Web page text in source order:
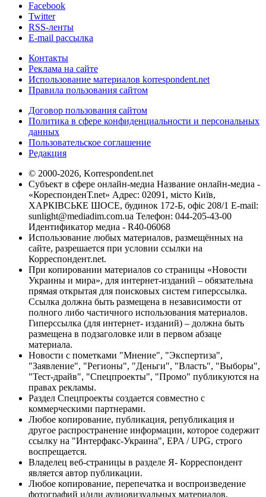
Facebook
Twitter
RSS-ленты
E-mail рассылка
Контакты
Реклама на сайте
Использование материалов korrespondent.net
Правила пользования сайтом
Договор пользования сайтом
Политика в сфере конфиденциальности и персональных
данных
Пользовательское соглашение
Редакция
© 2000-2026, Korrespondent.net
Субъект в сфере онлайн-медиа Название онлайн-медиа -
«КореспонденТ.net» Адрес: 02091, місто Київ,
ХАРКІВСЬКЕ ШОСЕ, будинок 172-Б, офіс 208/1 E-mail:
sunlight@mediadim.com.ua Телефон: 044-205-43-00
Идентификатор медиа - R40-06068
Использование любых материалов, размещённых на
сайте, разрешается при условии ссылки на
Корреспондент.net.
При копировании материалов со страницы «Новости
Украины и мира», для интернет-изданий – обязательна
прямая открытая для поисковых систем гиперссылка.
Ссылка должна быть размещена в независимости от
полного либо частичного использования материалов.
Гиперссылка (для интернет- изданий) – должна быть
размещена в подзаголовке или в первом абзаце
материала.
Новости с пометками "Мнение", "Экспертиза",
"Заявление", "Регионы", "Деньги", "Власть", "Выборы",
"Тест-драйв", "Спецпроекты", "Промо" публикуются на
правах рекламы.
Раздел Спецпроекты создается совместно с
коммерческими партнерами.
Любое копирование, публикация, републикация и
другое распространение информации, которое содержит
ссылку на "Интерфакс-Украина", EPA / UPG, строго
воспрещается.
Владелец веб-страницы в разделе Я- Корреспондент
является автор публикации.
Любое копирование, перепечатка и воспроизведение
фотографий и/или аудиовизуальных материалов,